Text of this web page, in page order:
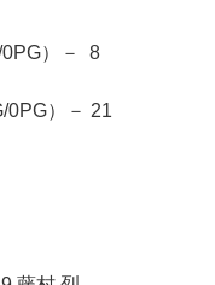
）－  8
0PG）－ 21